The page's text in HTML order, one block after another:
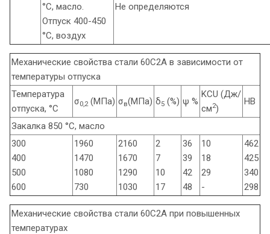
°С, масло.
Отпуск 400-450
°С, воздух
Не определяются
Механические свойства стали 60С2А в зависимости от
температуры отпуска
Температура
отпуска, °С
σ0,2 (МПа) σв(МПа) δ5 (%) ψ %
KCU (Дж/
см2)
HB
Закалка 850 °С, масло
300
400
500
600
1960
1470
1080
730
2160
1670
1290
1030
2
7
10
17
36
39
42
48
10
18
29
-
462
425
340
298
Механические свойства стали 60С2А при повышенных
температурах